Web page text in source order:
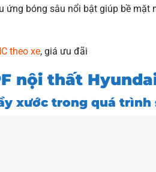
ứng bóng sâu nổi bật giúp bề mặt
theo xe, giá ưu đãi
nội thất
xước trong quá trình